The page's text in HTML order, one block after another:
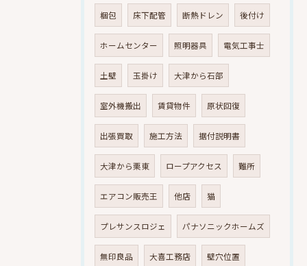
梱包 床下配管 断熱ドレン 後付け
ホームセンター 照明器具 電気工事士
土壁 玉掛け 大津から石部
室外機搬出 賃貸物件 原状回復
出張買取 施工方法 据付説明書
大津から栗東 ロープアクセス 難所
エアコン販売王 他店 猫
プレサンスロジェ パナソニックホームズ
無印良品 大喜工務店 壁穴位置